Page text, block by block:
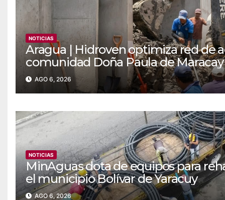
NOTICIAS
Aragua | Hidroven optimiza red de
comunidad Doña Paula de Maracay
AGO 6, 2026
NOTICIAS
MinAguas dota de equipos para
el municipio Bolívar de Yaracuy‎
AGO 6, 2026